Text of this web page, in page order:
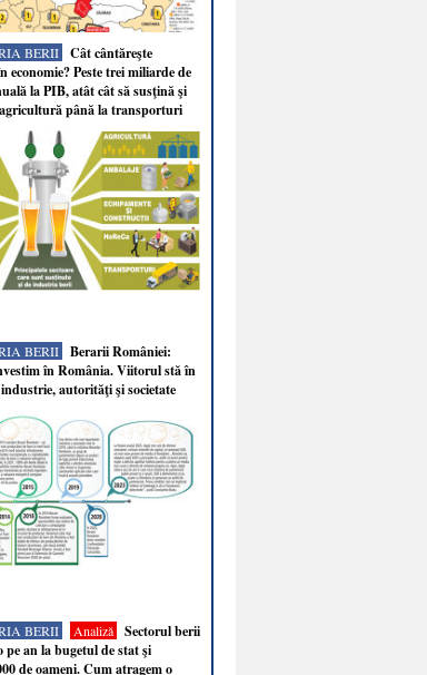
BERII
Cât cântăreşte
economie? Peste trei miliarde de
la PIB, atât cât să susţină şi
agricultură până la transporturi
BERII
Berarii României:
în România. Viitorul stă în
autorităţi şi societate
BERII Analiză
Sectorul berii
pe an la bugetul de stat şi
de oameni. Cum atragem o